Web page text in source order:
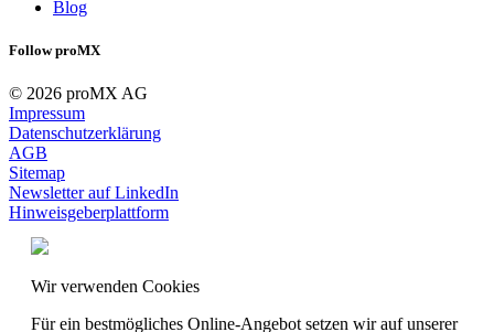
Blog
Follow proMX
© 2026 proMX AG
Impressum
Datenschutzerklärung
AGB
Sitemap
Newsletter auf LinkedIn
Hinweisgeberplattform
Wir verwenden Cookies
Für ein bestmögliches Online-Angebot setzen wir auf unserer